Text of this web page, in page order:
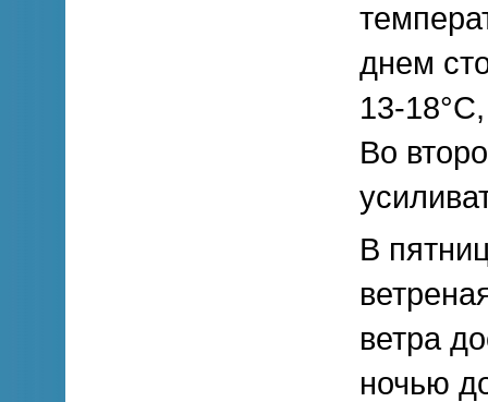
днем
13-
Во
В
ветра
ночью